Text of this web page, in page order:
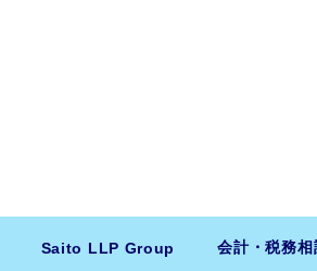
Saito LLP Group 会計・税務相